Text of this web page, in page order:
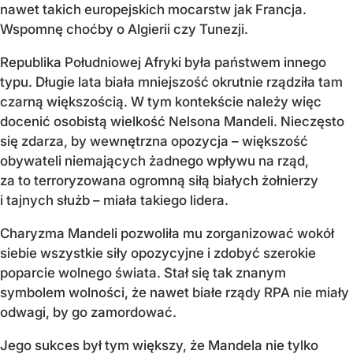
nawet takich europejskich mocarstw jak Francja.
Wspomnę choćby o Algierii czy Tunezji.
Republika Południowej Afryki była państwem innego
typu. Długie lata biała mniejszość okrutnie rządziła tam
czarną większością. W tym kontekście należy więc
docenić osobistą wielkość Nelsona Mandeli. Nieczęsto
się zdarza, by wewnętrzna opozycja – większość
obywateli niemających żadnego wpływu na rząd,
za to terroryzowana ogromną siłą białych żołnierzy
i tajnych służb – miała takiego lidera.
Charyzma Mandeli pozwoliła mu zorganizować wokół
siebie wszystkie siły opozycyjne i zdobyć szerokie
poparcie wolnego świata. Stał się tak znanym
symbolem wolności, że nawet białe rządy RPA nie miały
odwagi, by go zamordować.
Jego sukces był tym większy, że Mandela nie tylko